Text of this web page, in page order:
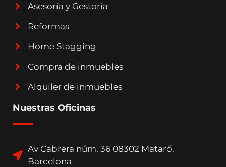
Asesoría y Gestoría
Reformas
Home Stagging
Compra de inmuebles
Alquiler de inmuebles
Nuestras Oficinas
Av Cabrera núm. 36 08302 Mataró,
Barcelona